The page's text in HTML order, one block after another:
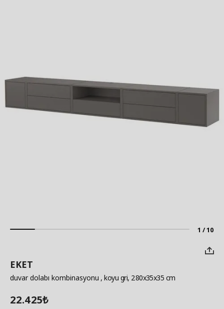
1 / 10
EKET
duvar dolabı kombinasyonu , koyu gri, 280x35x35 cm
22.425₺